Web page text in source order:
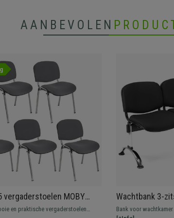
AANBEVOLEN
vergaderstoelen MOBY
en praktisch,
en praktische vergaderstoelen
Wachtbank 3-
Metalen
Bank voor